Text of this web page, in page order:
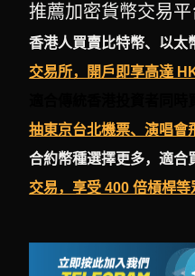
推薦加密貨幣交易平
香港人買賣比特幣、以太
交易所，開戶即享高達
抽東京台北機票、演唱會
合約幣種選擇更多，適合
交易，享受 400 倍槓桿等